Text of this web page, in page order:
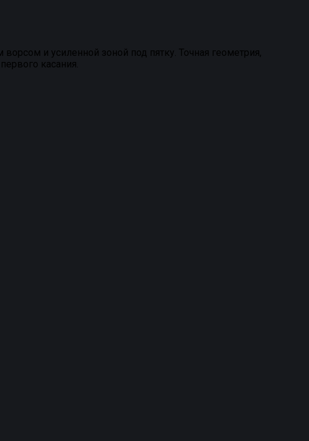
и усиленной зоной под пятку. Точная геометрия,
касания.